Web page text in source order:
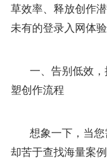
草效率、释放创作
未有的登录入网体验
一、告别低效
塑创作流程
想象一下，当您
却苦于查找海量案